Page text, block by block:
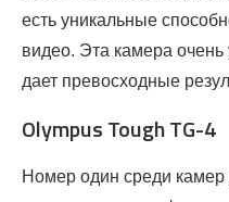
есть уникальные
видео. Эта камера очень
дает превосходные
Olympus Tough TG-4
Номер один среди